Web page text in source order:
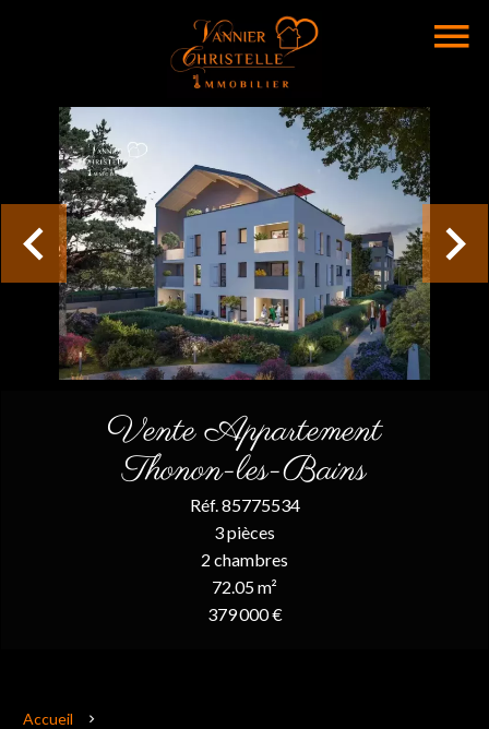
Vente Appartement
Thonon-les-Bains
Réf. 85775534
3 pièces
2 chambres
72.05 m²
379 000 €
Accueil